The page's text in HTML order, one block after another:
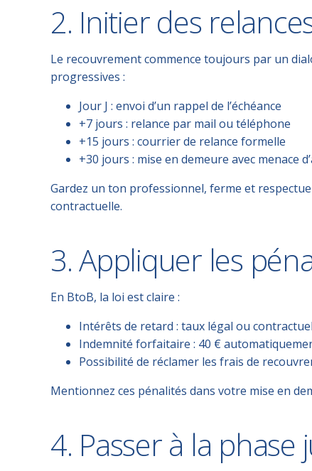
2. Initier des
Le recouvrement commence toujours par un
progressives :
Jour J : envoi d’un rappel de l’échéance
+7 jours : relance par mail ou téléphone
+15 jours : courrier de relance formelle
+30 jours : mise en demeure avec menace
Gardez un ton professionnel, ferme et
contractuelle.
3. Appliquer les
En BtoB, la loi est claire :
Intérêts de retard : taux légal ou
Indemnité forfaitaire : 40 €
Possibilité de réclamer les frais de
Mentionnez ces pénalités dans votre mise en
4. Passer à la phase